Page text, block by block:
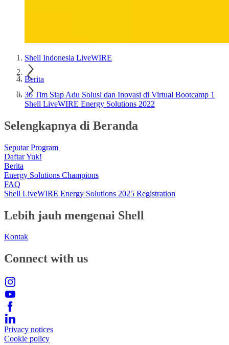
Shell Indonesia LiveWIRE
Berita
36 Tim Siap Adu Solusi dan Inovasi di Virtual Bootcamp 1
Shell LiveWIRE Energy Solutions 2022
Selengkapnya di Beranda
Seputar Program
Daftar Yuk!
Berita
Energy Solutions Champions
FAQ
Shell LiveWIRE Energy Solutions 2025 Registration
Lebih jauh mengenai Shell
Kontak
Connect with us
Privacy notices
Cookie policy